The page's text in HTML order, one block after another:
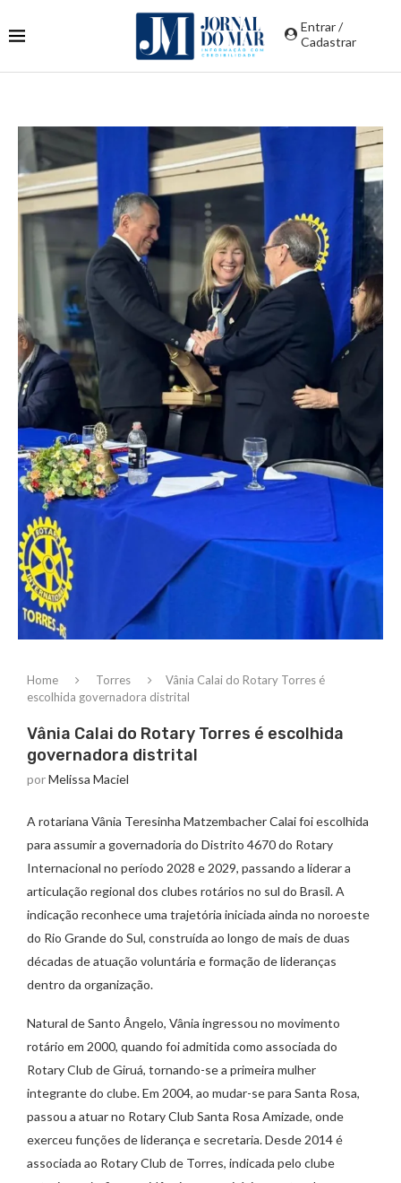
Entrar /
Cadastrar
Home Torres
Vânia Calai do Rotary Torres é
escolhida governadora distrital
Vânia Calai do Rotary Torres é escolhida
governadora distrital
porMelissa Maciel
A rotariana Vânia Teresinha Matzembacher Calai foi escolhida
para assumir a governadoria do Distrito 4670 do Rotary
Internacional no período 2028 e 2029, passando a liderar a
articulação regional dos clubes rotários no sul do Brasil. A
indicação reconhece uma trajetória iniciada ainda no noroeste
do Rio Grande do Sul, construída ao longo de mais de duas
décadas de atuação voluntária e formação de lideranças
dentro da organização.
Natural de Santo Ângelo, Vânia ingressou no movimento
rotário em 2000, quando foi admitida como associada do
Rotary Club de Giruá, tornando-se a primeira mulher
integrante do clube. Em 2004, ao mudar-se para Santa Rosa,
passou a atuar no Rotary Club Santa Rosa Amizade, onde
exerceu funções de liderança e secretaria. Desde 2014 é
associada ao Rotary Club de Torres, indicada pelo clube